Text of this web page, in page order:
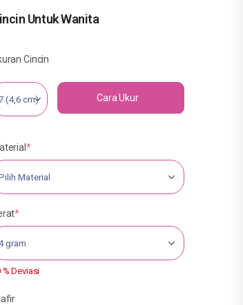
Untuk Wanita
Cincin
Cara Ukur
*
*
% Deviasi